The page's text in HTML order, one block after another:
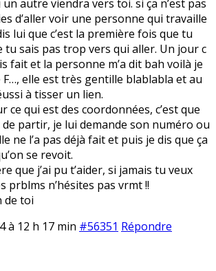
autre viendra vers toi. si ça n’est pas
d’aller voir une personne qui travaille
lui que c’est la première fois que tu
tu sais pas trop vers qui aller. Un jour c
fait et la personne m’a dit bah voilà je
elle est très gentille blablabla et au
à tisser un lien.
ce qui est des coordonnées, c’est que
de partir, je lui demande son numéro ou
ne l’a pas déjà fait et puis je dis que ça
se revoit.
que j’ai pu t’aider, si jamais tu veux
prblms n’hésites pas vrmt !!
de toi
à 12 h 17 min #56351 Répondre